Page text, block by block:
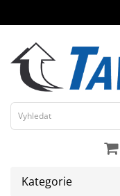
Kategorie